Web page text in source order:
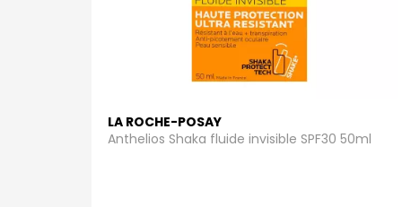
LA ROCHE-POSAY
Anthelios Shaka fluide invisible SPF30 50ml